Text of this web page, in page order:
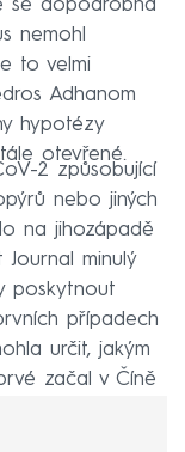
se dopodrobna
nemohl
to velmi
Adhanom
hypotézy
otevřené.
2 způsobující
nebo jiných
na jihozápadě
Journal minulý
poskytnout
případech
určit, jakým
začal v Číně